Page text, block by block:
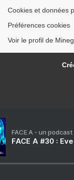
Cookies et données
Préférences cookies
Voir le profil de
FACE A - un
FACE A #30 :